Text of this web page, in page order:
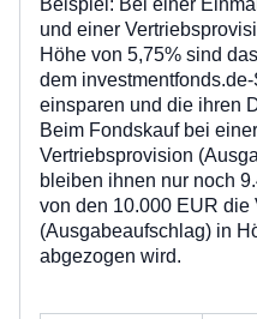
Beispiel: Bei einer
und einer
Höhe von 5,75% sind
dem
einsparen und die ihren
Beim Fondskauf bei
Vertriebsprovision
bleiben ihnen nur noch
von den 10.000 EUR die
(Ausgabeaufschlag) in
abgezogen wird.